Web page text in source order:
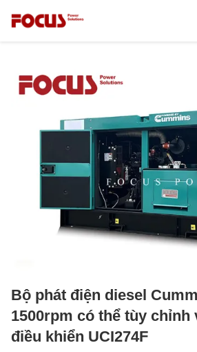
Bộ phát điện diesel
1500rpm có thể tùy chỉnh
điều khiển UCI274F